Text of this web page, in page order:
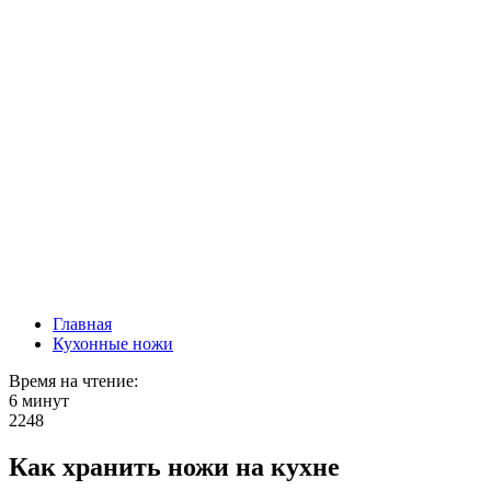
Главная
Кухонные ножи
Время на чтение:
6 минут
2248
Как хранить ножи на кухне